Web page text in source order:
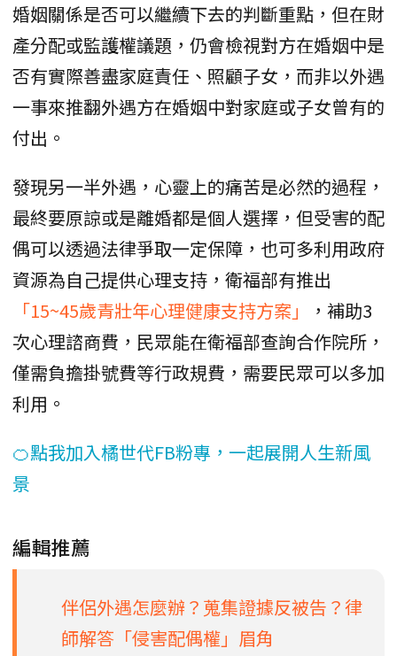
婚姻關係是否可以繼續下去的判斷重點，但在財
產分配或監護權議題，仍會檢視對方在婚姻中是
否有實際善盡家庭責任、照顧子女，而非以外遇
一事來推翻外遇方在婚姻中對家庭或子女曾有的
付出。
發現另一半外遇，心靈上的痛苦是必然的過程，
最終要原諒或是離婚都是個人選擇，但受害的配
偶可以透過法律爭取一定保障，也可多利用政府
資源為自己提供心理支持，衛福部有推出
「15~45歲青壯年心理健康支持方案」
，補助3
次心理諮商費，民眾能在衛福部查詢合作院所，
僅需負擔掛號費等行政規費，需要民眾可以多加
利用。
🍊點我加入橘世代FB粉專，一起展開人生新風
景
編輯推薦
伴侶外遇怎麼辦？蒐集證據反被告？律
師解答「侵害配偶權」眉角